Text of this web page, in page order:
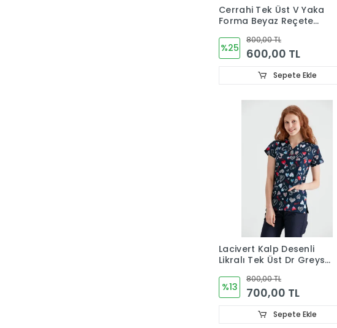
Cerrahi Tek Üst V Yaka
Forma Beyaz Reçete
%25
800,00 TL
600,00 TL
Sepete Ekle
Lacivert Kalp Desenli
Likralı Tek Üst Dr Greys
%13
800,00 TL
700,00 TL
Sepete Ekle